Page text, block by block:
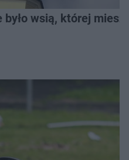
było wsią, której